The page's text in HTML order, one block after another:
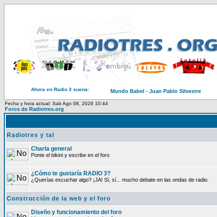
Ahora en Radio 3 suena: Mundo Babel - Juan Pablo Silvestre
Fecha y hora actual: Sab Ago 08, 2026 10:44
Foros de Radiotres.org
Radiotres y tal
Charla general
Ponte el bikini y escribe en el foro
¿Cómo te gustaría RADIO 3?
¿Querías escuchar algo? ¡JA! Sí, sí... mucho debate en las ondas de radio.
Construcción de la web y el foro
Diseño y funcionamiento del foro